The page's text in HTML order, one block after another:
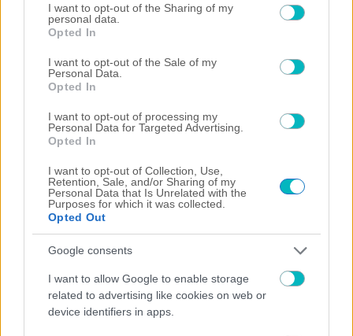
not limited to your visit or usage behaviour. You may click to
grant or deny consent to Google and its third-party tags to
use your data for below specified purposes in below Google
consent section.
I want to opt-out of the Sharing of my
personal data.
Opted In
I want to opt-out of the Sale of my
Personal Data.
Opted In
I want to opt-out of processing my
Personal Data for Targeted Advertising.
Opted In
I want to opt-out of Collection, Use,
Retention, Sale, and/or Sharing of my
Personal Data that Is Unrelated with the
Purposes for which it was collected.
Opted Out
Google consents
I want to allow Google to enable storage
related to advertising like cookies on web or
device identifiers in apps.
ΣΠΟΡ ΑΕΚ
ΑΕΚ: Στη γυναικεία ομάδα πινγκ πονγκ και η Αγγελική
Ευμορφιάδη